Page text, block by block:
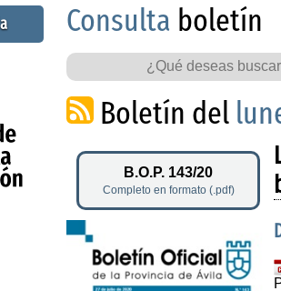
Consulta boletín
Boletín del
B.O.P. 143/20
Completo en formato (.pdf)